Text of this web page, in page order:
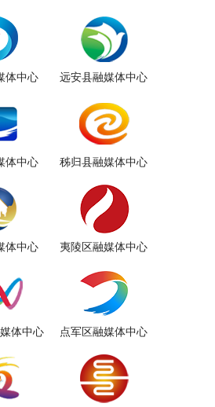
体中心 远安县融媒体中心
体中心 秭归县融媒体中心
体中心 夷陵区融媒体中心
体中心 点军区融媒体中心